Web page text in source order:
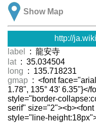
Show Map
http://
label
: 龍安寺
lat : 35.034504
long : 135.718231
gmap : <font
1.78", 135° 43' 6.35"}</
style="border-
serif"
style="line-